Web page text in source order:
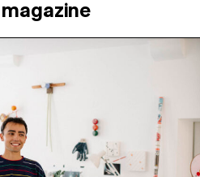
ARTISTIQUE ↓